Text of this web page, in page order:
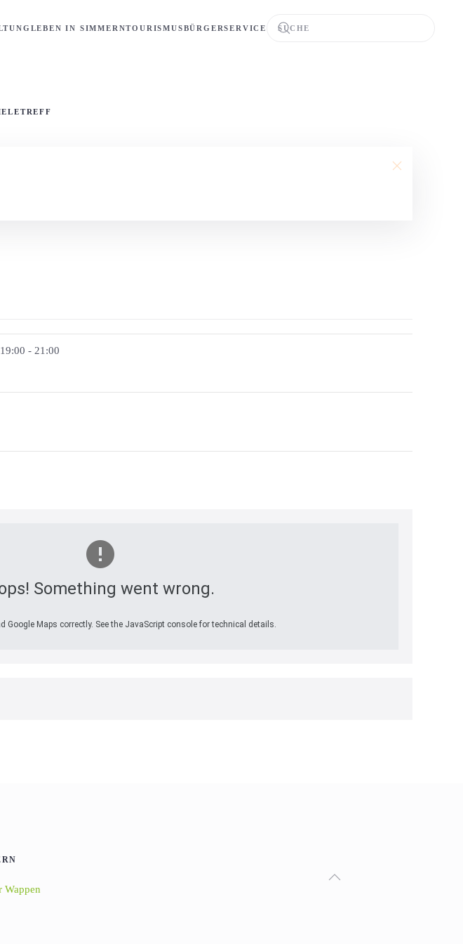
LEBEN IN SIMMERNTOURISMUSBÜRGERSERVICE
- 21:00
Something went wrong.
Google Maps correctly. See the JavaScript console for technical details.